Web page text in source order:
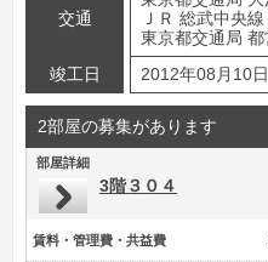
交通
ＪＲ 総武中央
東京都交通局
竣工日
2012年08月10日
2部屋の募集があります
部屋詳細
3階３０４
賃料・管理費・共益費